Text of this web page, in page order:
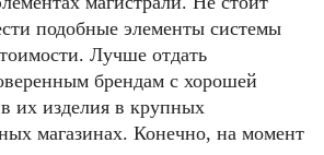
подобные элементы системы
Лучше отдать
брендам с хорошей
их изделия в крупных
магазинах. Конечно, на момент